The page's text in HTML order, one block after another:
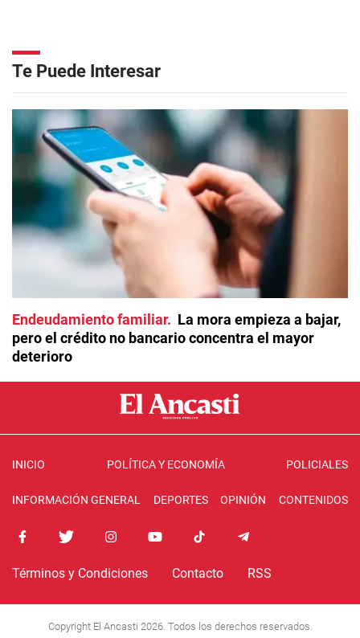
Te Puede Interesar
Endeudamiento familiar
La mora empieza a bajar,
pero el crédito no bancario concentra el mayor
deterioro
INICIO POLÍTICA Y ECONOMÍA POLICIALES
INFORMACIÓN GENERAL DEPORTES OPINIÓN CONTENIDOS
Términos y Condiciones Contacto RSS
Copyright El Ancasti 2026. Todos los derechos reservados.